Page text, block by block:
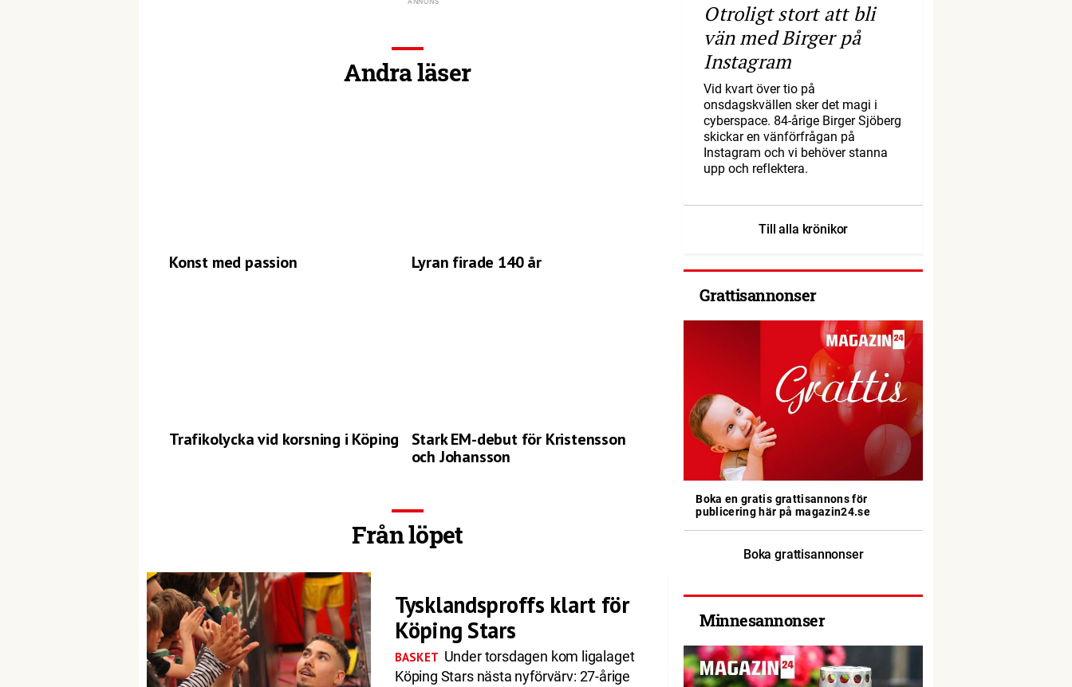
Andra läser
Konst med passion Lyran firade 140 år
Trafikolycka vid korsning i Köping
Stark EM-debut för Kristensson
och Johansson
Från löpet
Tysklandsproffs klart för
Köping Stars
BASKET Under torsdagen kom ligalaget
Köping Stars nästa nyförvärv: 27-årige
Otroligt stort att bli
vän med Birger på
Instagram
Vid kvart över tio på
onsdagskvällen sker det magi i
cyberspace. 84-årige Birger Sjöberg
skickar en vänförfrågan på
Instagram och vi behöver stanna
upp och reflektera.
Till alla krönikor
Grattisannonser
Boka en gratis grattisannons för
publicering här på magazin24.se
Boka grattisannonser
Minnesannonser